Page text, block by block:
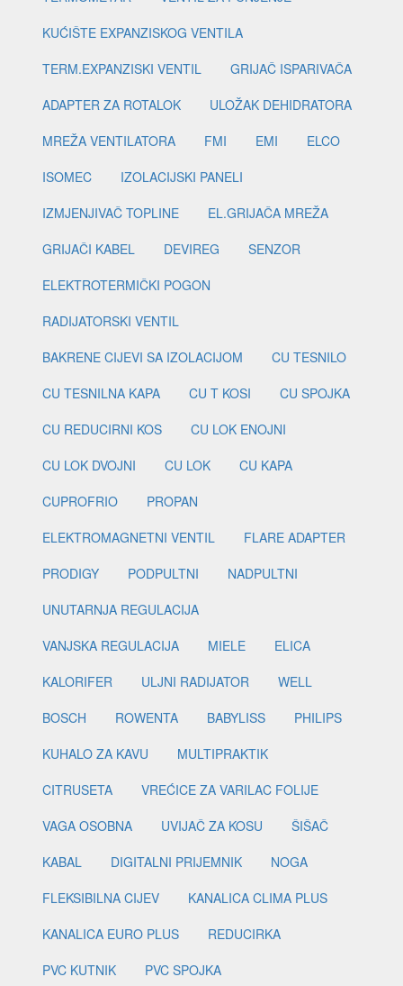
KUĆIŠTE EXPANZISKOG VENTILA
TERM.EXPANZISKI VENTIL
GRIJAČ ISPARIVAČA
ADAPTER ZA ROTALOK
ULOŽAK DEHIDRATORA
MREŽA VENTILATORA
FMI EMI
ELCO
ISOMEC
IZOLACIJSKI PANELI
IZMJENJIVAČ TOPLINE
EL.GRIJAČA MREŽA
GRIJAČI KABEL
DEVIREG
SENZOR
ELEKTROTERMIČKI POGON
RADIJATORSKI VENTIL
BAKRENE CIJEVI SA IZOLACIJOM
CU TESNILO
CU TESNILNA KAPA
CU T KOSI
CU SPOJKA
CU REDUCIRNI KOS
CU LOK ENOJNI
CU LOK DVOJNI
CU LOK
CU KAPA
CUPROFRIO
PROPAN
ELEKTROMAGNETNI VENTIL
FLARE ADAPTER
PRODIGY
PODPULTNI
NADPULTNI
UNUTARNJA REGULACIJA
VANJSKA REGULACIJA
MIELE
ELICA
KALORIFER
ULJNI RADIJATOR
WELL
BOSCH
ROWENTA BABYLISS
PHILIPS
KUHALO ZA KAVU
MULTIPRAKTIK
CITRUSETA
VREĆICE ZA VARILAC FOLIJE
VAGA OSOBNA
UVIJAČ ZA KOSU
ŠIŠAČ
KABAL
DIGITALNI PRIJEMNIK
NOGA
FLEKSIBILNA CIJEV
KANALICA CLIMA PLUS
KANALICA EURO PLUS
REDUCIRKA
PVC KUTNIK
PVC SPOJKA